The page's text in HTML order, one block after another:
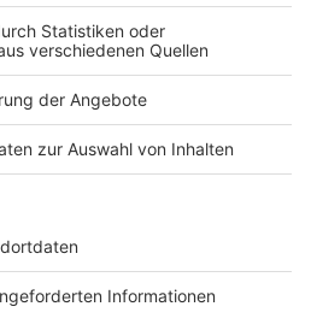
dem Namen welches
es sich um eine Kurzform?
Cello
Aus insgesamt wie vielen
Richtige Antwort: 26
war einmal..."?
Glück
klassische, genormte
besteht aus 78 Nägeln, neun